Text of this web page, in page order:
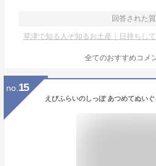
回答された
草津で知る人ぞ知るお土産｜日持ちし
全てのおすすめコメ
no. 15